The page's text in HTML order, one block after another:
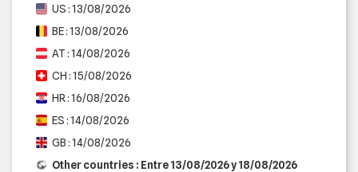
US : 13/08/2026
BE : 13/08/2026
AT : 14/08/2026
CH : 15/08/2026
HR : 16/08/2026
ES : 14/08/2026
GB : 14/08/2026
Other countries : Entre 13/08/2026 y 18/08/2026